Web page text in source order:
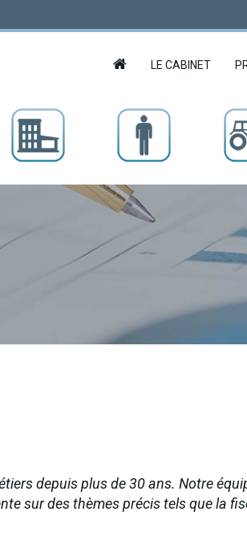
LE CABINET
depuis plus de 30 ans. Notre
sur des thèmes précis tels que la